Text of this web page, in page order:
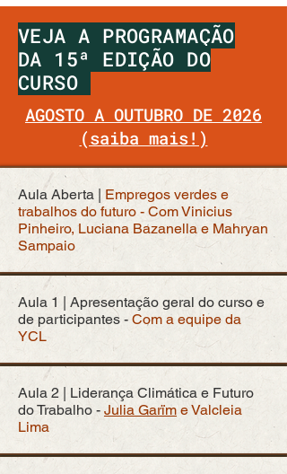
VEJA A PROGRAMAÇÃO
DA 15ª EDIÇÃO DO
CURSO
AGOSTO A OUTUBRO DE 2026
(saiba mais!)
Aula Aberta | Empregos verdes e
trabalhos do futuro - Com Vinicius
Pinheiro, Luciana Bazanella e Mahryan
Sampaio
Aula 1 | Apresentação geral do curso e
de participantes - Com a equipe da
YCL
Aula 2 | Liderança Climática e Futuro
do Trabalho - Julia Garïm e Valcleia
Lima